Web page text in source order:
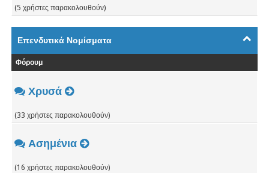
(5 χρήστες παρακολουθούν)
Επενδυτικά Νομίσματα
Φόρουμ
Χρυσά
(33 χρήστες παρακολουθούν)
Ασημένια
(16 χρήστες παρακολουθούν)